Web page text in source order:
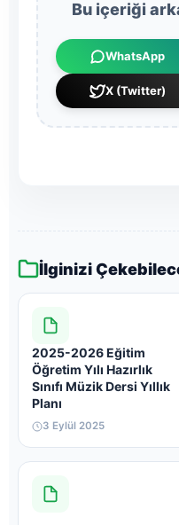
Bu içeriği
WhatsApp
X (Twitter)
İlginizi
2025-2026 Eğitim
Öğretim Yılı Hazırlık
Sınıfı Müzik Dersi Yıllık
Planı
3 Eylül 2025